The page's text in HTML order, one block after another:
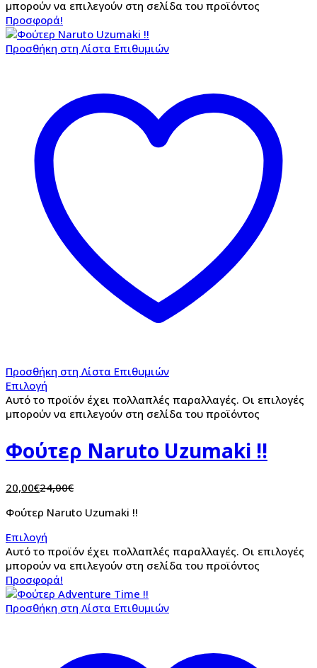
μπορούν να επιλεγούν στη σελίδα του προϊόντος
Προσφορά!
Προσθήκη στη Λίστα Επιθυμιών
Προσθήκη στη Λίστα Επιθυμιών
Επιλογή
Αυτό το προϊόν έχει πολλαπλές παραλλαγές. Οι επιλογές
μπορούν να επιλεγούν στη σελίδα του προϊόντος
Φούτερ Naruto Uzumaki !!
20,00€24,00€
Φούτερ Naruto Uzumaki !!
Επιλογή
Αυτό το προϊόν έχει πολλαπλές παραλλαγές. Οι επιλογές
μπορούν να επιλεγούν στη σελίδα του προϊόντος
Προσφορά!
Προσθήκη στη Λίστα Επιθυμιών